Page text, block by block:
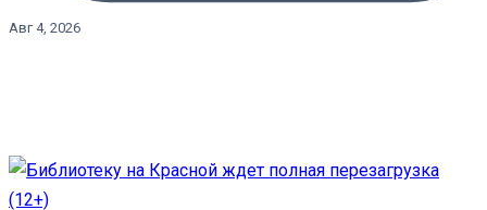
Авг 4, 2026